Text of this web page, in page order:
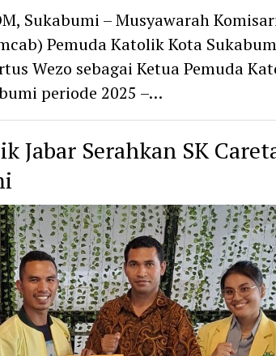
Sukabumi – Musyawarah
Pemuda Katolik Kota
Wezo sebagai Ketua Pemuda
periode 2025 –…
Jabar Serahkan SK